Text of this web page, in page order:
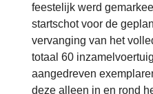
feestelijk werd
startschot voor de
vervanging van het
totaal 60
aangedreven
deze alleen in en rond